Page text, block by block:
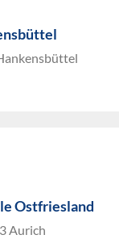
Ostfriesland
Aurich